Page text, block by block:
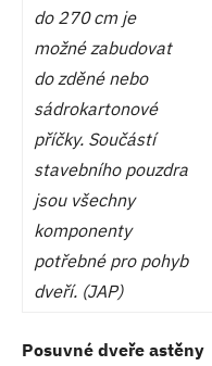
do 270 cm je
možné zabudovat
do zděné nebo
sádrokartonové
příčky. Součástí
stavebního pouzdra
jsou všechny
komponenty
potřebné pro pohyb
dveří. (JAP)
Posuvné dveře astěny